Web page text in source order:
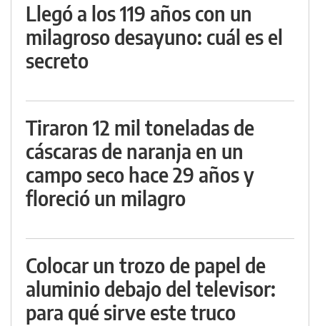
Llegó a los 119 años con un
milagroso desayuno: cuál es el
secreto
Tiraron 12 mil toneladas de
cáscaras de naranja en un
campo seco hace 29 años y
floreció un milagro
Colocar un trozo de papel de
aluminio debajo del televisor:
para qué sirve este truco